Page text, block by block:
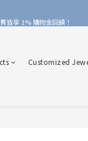
皆享 1% 購物金回饋！
Customized